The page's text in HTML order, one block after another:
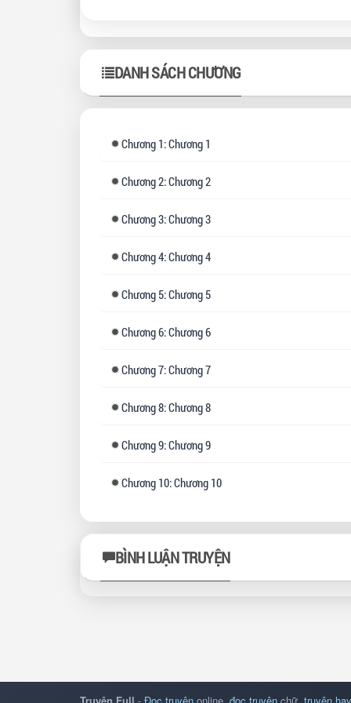
DANH SÁCH CHƯƠNG
Chương 1: Chương 1
Chương2: Chương 2
Chương3: Chương 3
Chương4: Chương 4
Chương 5: Chương 5
Chương6: Chương 6
Chương7: Chương 7
Chương8: Chương 8
Chương9: Chương 9
Chương 10: Chương 10
BÌNH LUẬN TRUYỆN